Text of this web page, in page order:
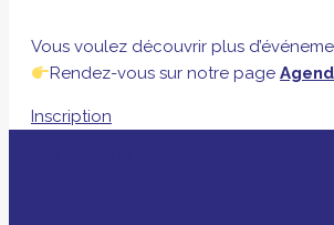
Vous voulez découvrir plus
Rendez-vous sur notre page
Inscription